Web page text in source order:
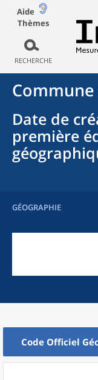
Aide
Thèmes
RECHERCHE
Commune
Date de
première
GÉOGRAPHIE
Code Officiel